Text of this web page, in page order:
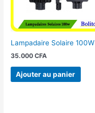
Lampadaire Solaire 100W
35.000CFA
Ajouter au panier